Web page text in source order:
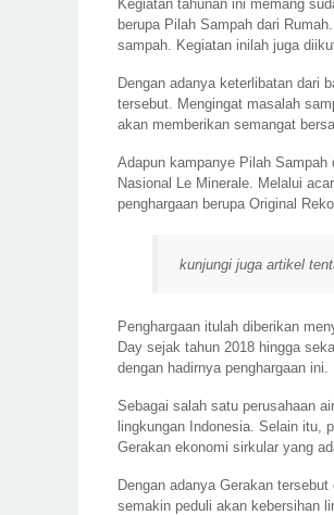
Kegiatan tahunan ini memang
berupa Pilah Sampah dari
sampah. Kegiatan inilah juga
Dengan adanya keterlibatan dari
tersebut. Mengingat masalah
akan memberikan semangat
Adapun kampanye Pilah
Nasional Le Minerale. Melalui
penghargaan berupa Original
kunjungi juga artikel
Penghargaan itulah diberikan
Day sejak tahun 2018 hingga
dengan hadirnya penghargaan ini.
Sebagai salah satu perusahaan
lingkungan Indonesia. Selain itu,
Gerakan ekonomi sirkular yang
Dengan adanya Gerakan
semakin peduli akan kebersihan